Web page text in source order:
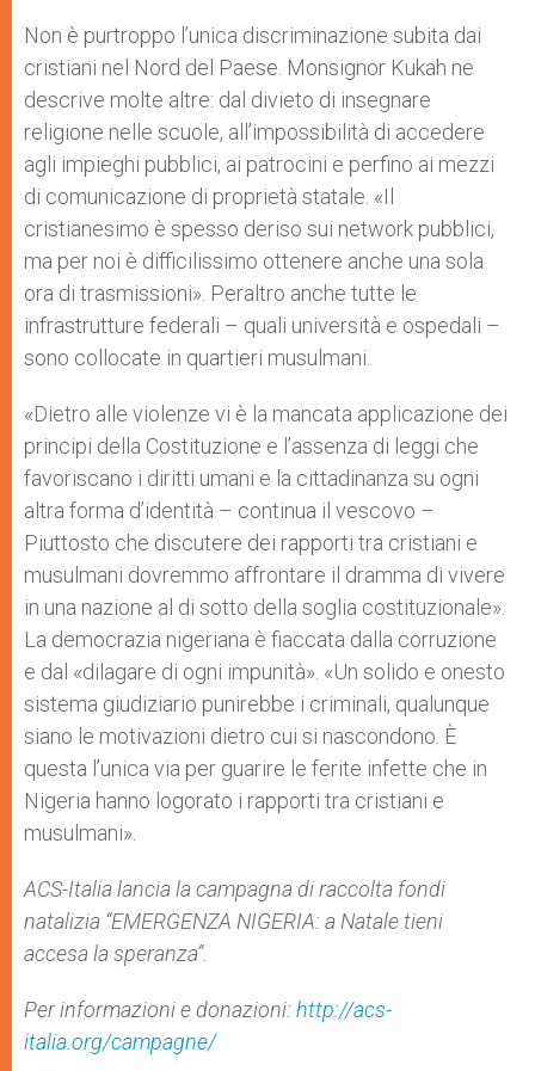
Non è purtroppo l’unica discriminazione subita dai
cristiani nel Nord del Paese. Monsignor Kukah ne
descrive molte altre: dal divieto di insegnare
religione nelle scuole, all’impossibilità di accedere
agli impieghi pubblici, ai patrocini e perfino ai mezzi
di comunicazione di proprietà statale. «Il
cristianesimo è spesso deriso sui network pubblici,
ma per noi è difficilissimo ottenere anche una sola
ora di trasmissioni». Peraltro anche tutte le
infrastrutture federali – quali università e ospedali –
sono collocate in quartieri musulmani.
«Dietro alle violenze vi è la mancata applicazione dei
principi della Costituzione e l’assenza di leggi che
favoriscano i diritti umani e la cittadinanza su ogni
altra forma d’identità – continua il vescovo –
Piuttosto che discutere dei rapporti tra cristiani e
musulmani dovremmo affrontare il dramma di vivere
in una nazione al di sotto della soglia costituzionale».
La democrazia nigeriana è fiaccata dalla corruzione
e dal «dilagare di ogni impunità». «Un solido e onesto
sistema giudiziario punirebbe i criminali, qualunque
siano le motivazioni dietro cui si nascondono. È
questa l’unica via per guarire le ferite infette che in
Nigeria hanno logorato i rapporti tra cristiani e
musulmani».
ACS-Italia lancia la campagna di raccolta fondi
natalizia “EMERGENZA NIGERIA: a Natale tieni
accesa la speranza”.
Per informazioni e donazioni: http://acs-
italia.org/campagne/